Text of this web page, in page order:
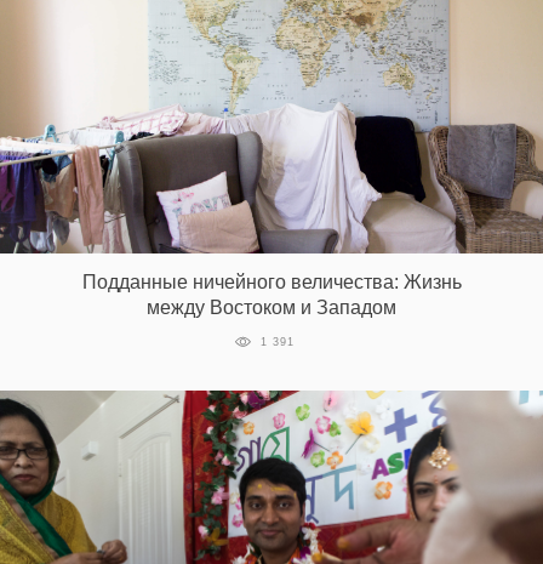
Подданные ничейного величества: Жизнь
между Востоком и Западом
1 391